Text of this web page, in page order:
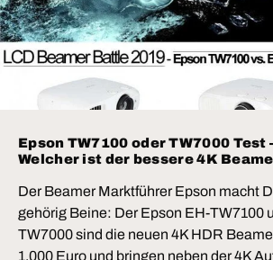
Epson TW7100 oder TW7000 Test
Welcher ist der bessere 4K
Der Beamer Marktführer Epson macht
gehörig Beine: Der Epson EH-TW7100
TW7000 sind die neuen 4K HDR
1.000 Euro und bringen neben der 4K